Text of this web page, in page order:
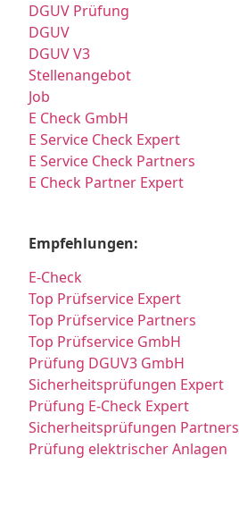
DGUV Prüfung
DGUV
DGUV V3
Stellenangebot
Job
E Check GmbH
E Service Check Expert
E Service Check Partners
E Check Partner Expert
Empfehlungen:
E-Check
Top Prüfservice Expert
Top Prüfservice Partners
Top Prüfservice GmbH
Prüfung DGUV3 GmbH
Sicherheitsprüfungen Expert
Prüfung E-Check Expert
Sicherheitsprüfungen Partners
Prüfung elektrischer Anlagen